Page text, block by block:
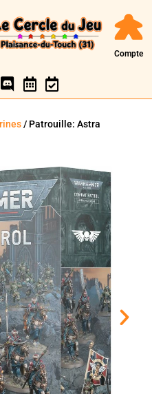
Compte
/ Patrouille: Astra